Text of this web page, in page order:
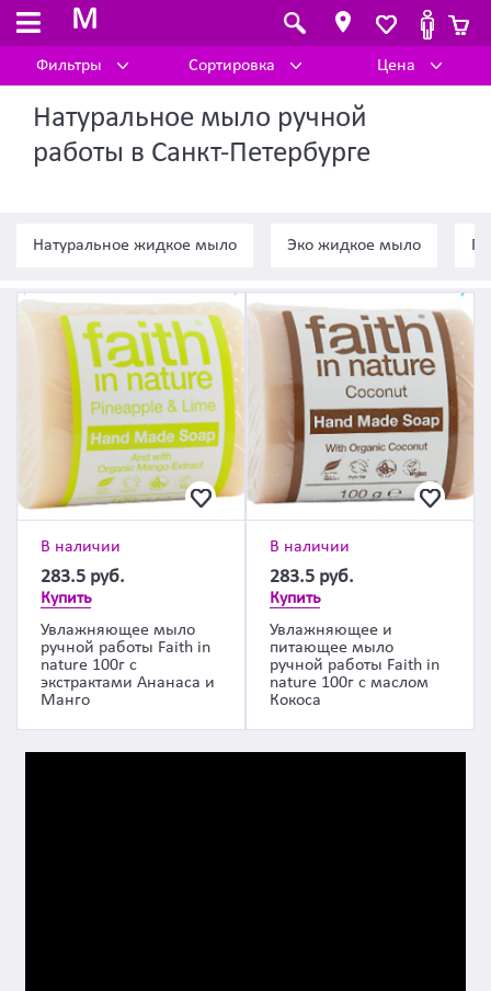
M
Фильтры Сортировка Цена
Натуральное мыло ручной
работы в Санкт-Петербурге
Натуральное жидкое мыло Эко жидкое мыло
В наличии
283.5 руб.
Купить
Увлажняющее мыло
ручной работы Faith in
nature 100г с
экстрактами Ананаса и
Манго
В наличии
283.5 руб.
Купить
Увлажняющее и
питающее мыло
ручной работы Faith in
nature 100г с маслом
Кокоса